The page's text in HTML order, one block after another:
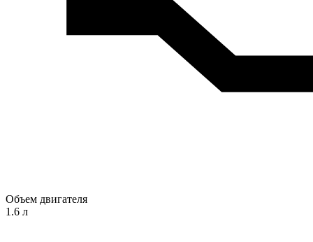
Объем двигателя
1.6 л